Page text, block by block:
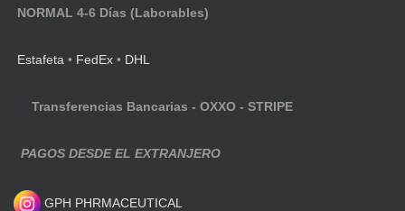
NORMAL 4-6 Días (Laborables)
Estafeta • FedEx • DHL
Transferencias Bancarias - OXXO - STRIPE
PAGOS DESDE EL EXTRANJERO
GPH PHRMACEUTICAL